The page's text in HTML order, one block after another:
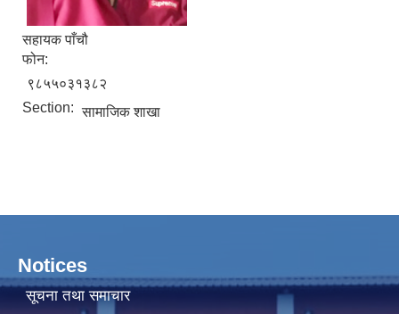
सहायक पाँचौ
फोन:
९८५५०३१३८२
Section: सामाजिक शाखा
Notices
सूचना तथा समाचार